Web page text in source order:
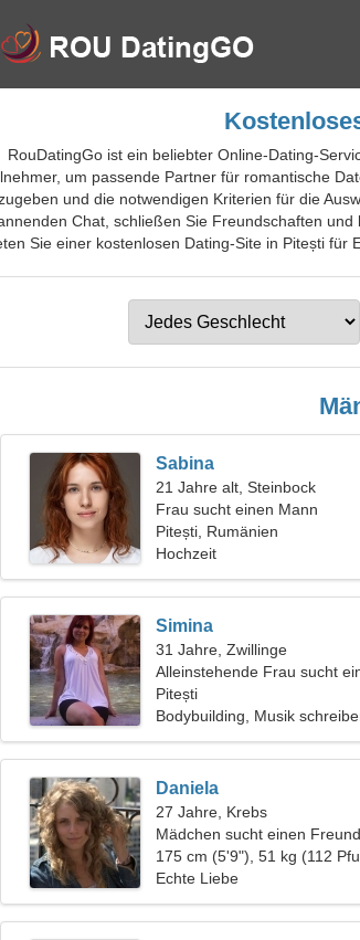
RouDatingGo ist ein beliebter Online-Dating-
um passende Partner für romantische
und die notwendigen Kriterien für die
Chat, schließen Sie Freundschaften
Sie einer kostenlosen Dating-Site in Pitești für
Sabina
21 Jahre alt, Steinbock
Frau sucht einen Mann
Pitești, Rumänien
Hochzeit
Simina
31 Jahre, Zwillinge
Alleinstehende Frau sucht
Pitești
Bodybuilding, Musik
Daniela
27 Jahre, Krebs
Mädchen sucht einen
175 cm (5'9"), 51 kg (112
Echte Liebe